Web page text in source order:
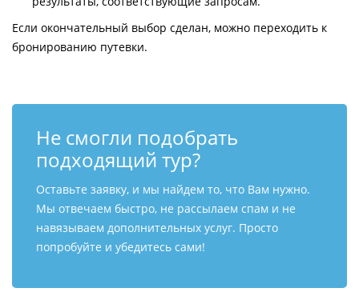
Если окончательный выбор сделан, можно переходить к
бронированию путевки.
Не смогли подобрать
подходящий тур?
Оставьте заявку, и мы найдем то, что Вам нужно.
Мы отвечаем быстро, не рассылаем спам и не
навязываем дополнительных услуг. Просто
попробуйте и убедитесь сами!